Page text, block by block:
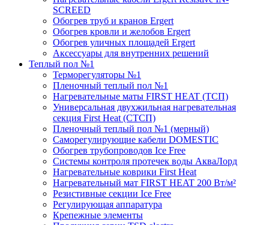
SCREED
Обогрев труб и кранов Ergert
Обогрев кровли и желобов Ergert
Обогрев уличных площадей Ergert
Аксессуары для внутренних решений
Теплый пол №1
Терморегуляторы №1
Пленочный теплый пол №1
Нагревательные маты FIRST HEAT (ТСП)
Универсальная двухжильная нагревательная
секция First Heat (СТСП)
Пленочный теплый пол №1 (мерный)
Саморегулирующие кабели DOMESTIC
Обогрев трубопроводов Ice Free
Системы контроля протечек воды АкваЛорд
Нагревательные коврики First Heat
Нагревательный мат FIRST HEAT 200 Вт/м²
Резистивные секции Ice Free
Регулирующая аппаратура
Крепежные элементы